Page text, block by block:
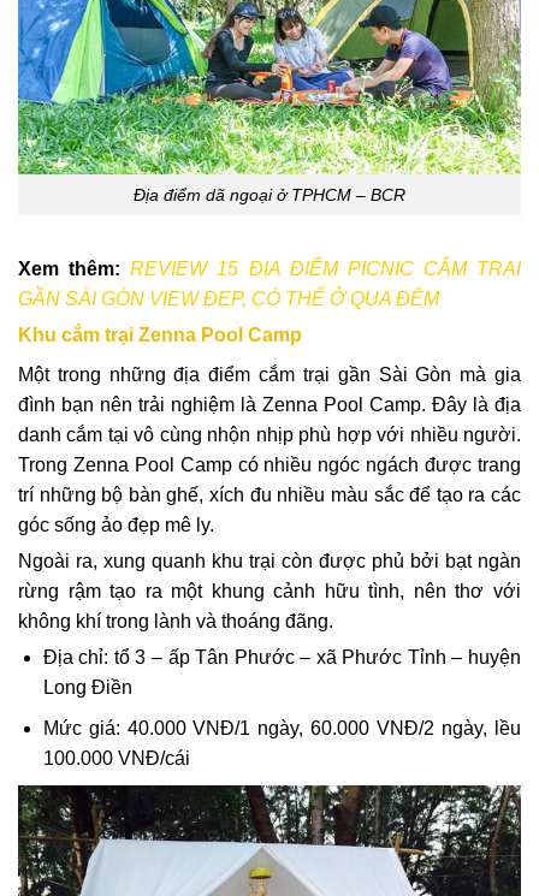
Địa điểm dã ngoại ở TPHCM – BCR
Xem thêm:REVIEW 15 ĐỊA ĐIỂM PICNIC CẮM TRẠI
GẦN SÀI GÒN VIEW ĐẸP, CÓ THỂ Ở QUA ĐÊM
Khu cắm trại Zenna Pool Camp
Một trong những địa điểm cắm trại gần Sài Gòn mà gia
đình bạn nên trải nghiệm là Zenna Pool Camp. Đây là địa
danh cắm tại vô cùng nhộn nhịp phù hợp với nhiều người.
Trong Zenna Pool Camp có nhiều ngóc ngách được trang
trí những bộ bàn ghế, xích đu nhiều màu sắc để tạo ra các
góc sống ảo đẹp mê ly.
Ngoài ra, xung quanh khu trại còn được phủ bởi bạt ngàn
rừng rậm tạo ra một khung cảnh hữu tình, nên thơ với
không khí trong lành và thoáng đãng.
Địa chỉ: tổ 3 – ấp Tân Phước – xã Phước Tỉnh – huyện
Long Điền
Mức giá: 40.000 VNĐ/1 ngày, 60.000 VNĐ/2 ngày, lều
100.000 VNĐ/cái